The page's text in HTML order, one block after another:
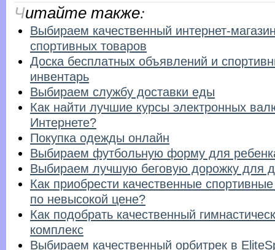
Читайте также:
Выбираем качественный интернет-
спортивных товаров
Доска бесплатных объявлений и
инвентарь
Выбираем службу доставки еды
Как найти лучшие курсы электронных
Интернете?
Покупка одежды онлайн
Выбираем футбольную форму для
Выбираем лучшую беговую дорожку для
Как приобрести качественные
по невысокой цене?
Как подобрать качественный
комплекс
Выбираем качественный орбитрек в